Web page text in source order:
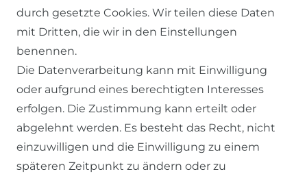
KONTAKT
ZAHLUNG & VERSAND
WIDERRUFSFORMULAR
RECHTLICHES
durch gesetzte Cookies. Wir teilen diese Daten
mit Dritten, die wir in den Einstellungen
benennen.
Die Datenverarbeitung kann mit Einwilligung
oder aufgrund eines berechtigten Interesses
erfolgen. Die Zustimmung kann erteilt oder
abgelehnt werden. Es besteht das Recht, nicht
einzuwilligen und die Einwilligung zu einem
späteren Zeitpunkt zu ändern oder zu